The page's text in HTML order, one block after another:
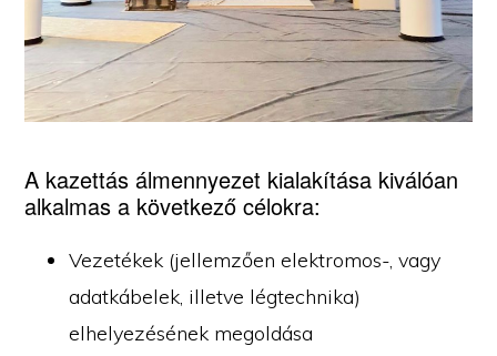
A kazettás álmennyezet kialakítása kiválóan
alkalmas a következő célokra:
Vezetékek (jellemzően elektromos-, vagy
adatkábelek, illetve légtechnika)
elhelyezésének megoldása